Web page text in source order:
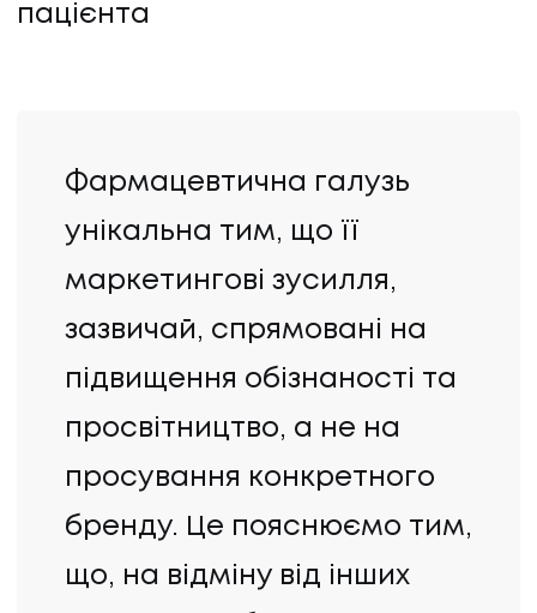
пацієнта
Фармацевтична галузь
унікальна тим, що її
маркетингові зусилля,
зазвичай, спрямовані на
підвищення обізнаності та
просвітництво, а не на
просування конкретного
бренду. Це пояснюємо тим,
що, на відміну від інших